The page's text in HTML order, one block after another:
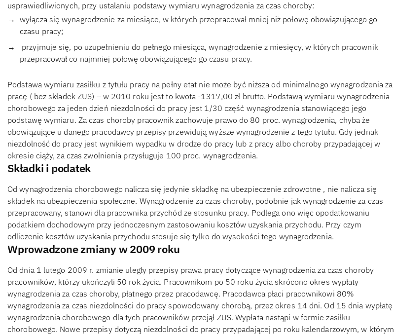
usprawiedliwionych, przy ustalaniu podstawy wymiaru wynagrodzenia za czas choroby:
wyłącza się wynagrodzenie za miesiące, w których przepracował mniej niż połowę obowiązującego go
czasu pracy;
przyjmuje się, po uzupełnieniu do pełnego miesiąca, wynagrodzenie z miesięcy, w których pracownik
przepracował co najmniej połowę obowiązującego go czasu pracy.
Podstawa wymiaru zasiłku z tytułu pracy na pełny etat nie może być niższa od minimalnego wynagrodzenia za
pracę ( bez składek ZUS) – w 2010 roku jest to kwota -1317,00 zł brutto. Podstawą wymiaru wynagrodzenia
chorobowego za jeden dzień niezdolności do pracy jest 1/30 część wynagrodzenia stanowiącego jego
podstawę wymiaru. Za czas choroby pracownik zachowuje prawo do 80 proc. wynagrodzenia, chyba że
obowiązujące u danego pracodawcy przepisy przewidują wyższe wynagrodzenie z tego tytułu. Gdy jednak
niezdolność do pracy jest wynikiem wypadku w drodze do pracy lub z pracy albo choroby przypadającej w
okresie ciąży, za czas zwolnienia przysługuje 100 proc. wynagrodzenia.
Składki i podatek
Od wynagrodzenia chorobowego nalicza się jedynie składkę na ubezpieczenie zdrowotne , nie nalicza się
składek na ubezpieczenia społeczne. Wynagrodzenie za czas choroby, podobnie jak wynagrodzenie za czas
przepracowany, stanowi dla pracownika przychód ze stosunku pracy. Podlega ono więc opodatkowaniu
podatkiem dochodowym przy jednoczesnym zastosowaniu kosztów uzyskania przychodu. Przy czym
odliczenie kosztów uzyskania przychodu stosuje się tylko do wysokości tego wynagrodzenia.
Wprowadzone zmiany w 2009 roku
Od dnia 1 lutego 2009 r. zmianie uległy przepisy prawa pracy dotyczące wynagrodzenia za czas choroby
pracowników, którzy ukończyli 50 rok życia. Pracownikom po 50 roku życia skrócono okres wypłaty
wynagrodzenia za czas choroby, płatnego przez pracodawcę. Pracodawca płaci pracownikowi 80%
wynagrodzenia za czas niezdolności do pracy spowodowany chorobą, przez okres 14 dni. Od 15 dnia wypłatę
wynagrodzenia chorobowego dla tych pracowników przejął ZUS. Wypłata nastąpi w formie zasiłku
chorobowego. Nowe przepisy dotyczą niezdolności do pracy przypadającej po roku kalendarzowym, w którym